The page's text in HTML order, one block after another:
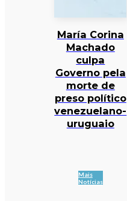
María Corina
Machado
culpa
Governo pela
morte de
preso político
venezuelano-
uruguaio
Mais
Notícias